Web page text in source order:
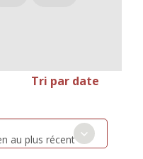
Tri par date
au plus récent